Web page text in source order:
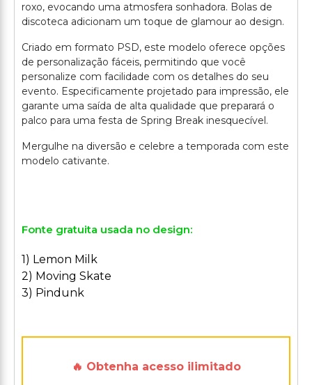
roxo, evocando uma atmosfera sonhadora. Bolas de
discoteca adicionam um toque de glamour ao design.
Criado em formato PSD, este modelo oferece opções
de personalização fáceis, permitindo que você
personalize com facilidade com os detalhes do seu
evento. Especificamente projetado para impressão, ele
garante uma saída de alta qualidade que preparará o
palco para uma festa de Spring Break inesquecível.
Mergulhe na diversão e celebre a temporada com este
modelo cativante.
Fonte gratuita usada no design:
1) Lemon Milk
2) Moving Skate
3) Pindunk
🔥 Obtenha acesso ilimitado